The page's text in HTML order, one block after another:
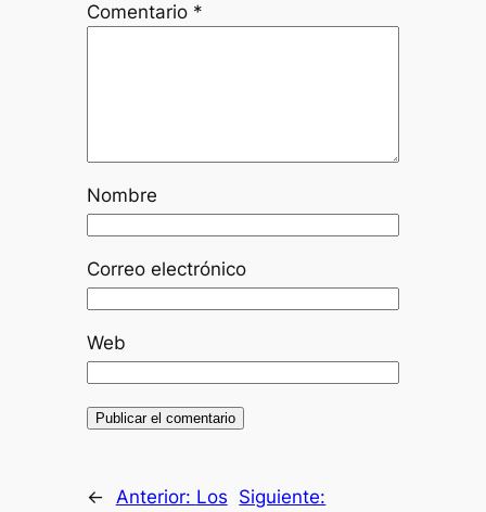
Comentario *
Nombre
Correo electrónico
Web
← Anterior: Los Siguiente: